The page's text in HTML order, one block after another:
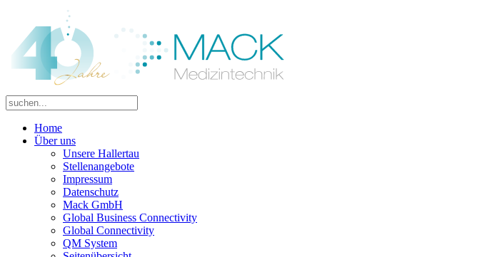
Home
Über uns
Unsere Hallertau
Stellenangebote
Impressum
Datenschutz
Mack GmbH
Global Business Connectivity
Global Connectivity
QM System